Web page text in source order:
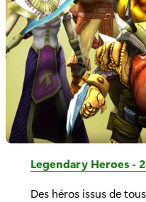
Legendary Heroes -
Des héros issus de